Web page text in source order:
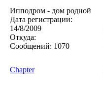
Ипподром - дом родной
Дата регистрации:
14/8/2009
Откуда:
Сообщений: 1070
Chapter